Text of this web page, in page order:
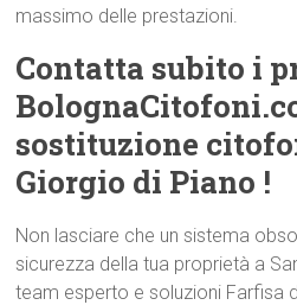
massimo delle prestazioni.
Contatta subito i
sostituzione
Giorgio di Piano !
Non lasciare che un sistema
sicurezza della tua proprietà a
team esperto e soluzioni Farfisa